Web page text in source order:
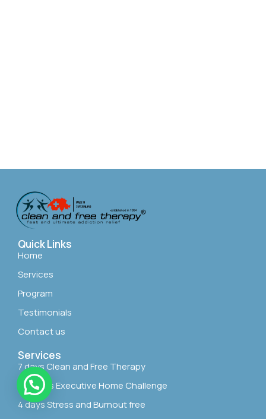
Quick Links
Home
Services
Program
Testimonials
Contact us
Services
7 days Clean and Free Therapy
100 days Executive Home Challenge
4 days Stress and Burnout free